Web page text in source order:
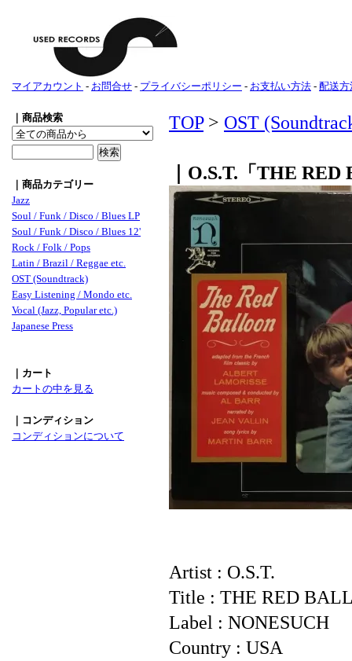
マイアカウント - お問合せ - プライバシーポリシー - お支払い方法 - 配送方
｜商品検索
｜商品カテゴリー
Jazz
Soul / Funk / Disco / Blues LP
Soul / Funk / Disco / Blues 12'
Rock / Folk / Pops
Latin / Brazil / Reggae etc.
OST (Soundtrack)
Easy Listening / Mondo etc.
Vocal (Jazz, Popular etc.)
Japanese Press
｜カート
カートの中を見る
｜コンディション
コンディションについて
TOP> OST
｜O.S.T.「THE
Artist : O.S.T.
Title : THE RED
Label : NONESUCH
Country : USA